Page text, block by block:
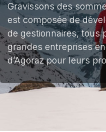
Gravissons des
est composée de
de gestionnaires, tous
grandes entreprises
d’Agoraz pour leurs